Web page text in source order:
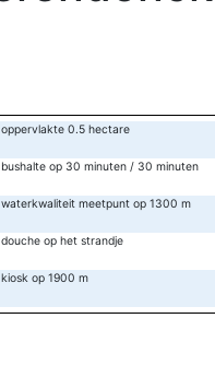
oppervlakte 0.5 hectare
bushalte op 30 minuten / 30 minuten
waterkwaliteit meetpunt op 1300 m
douche op het strandje
kiosk op 1900 m